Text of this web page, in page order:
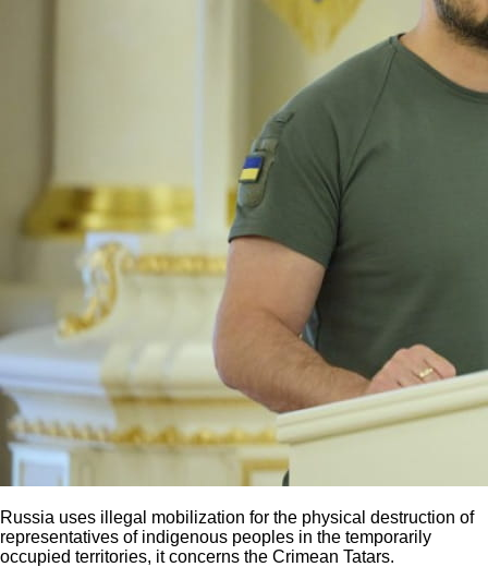
Russia uses illegal mobilization for the physical destruction of
representatives of indigenous peoples in the temporarily
occupied territories, it concerns the Crimean Tatars.